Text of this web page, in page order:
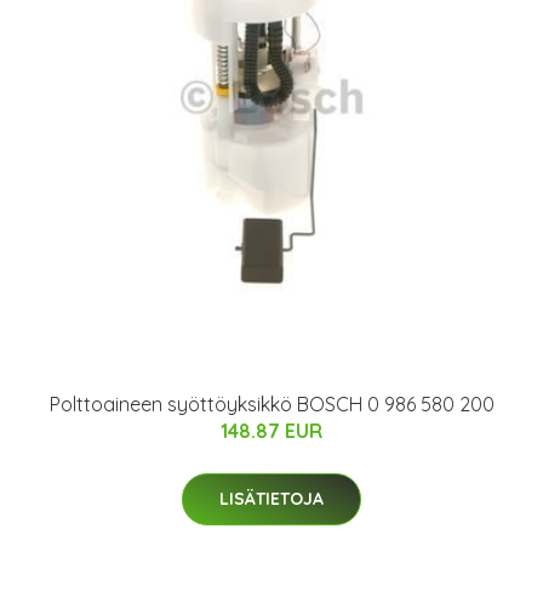
Polttoaineen syöttöyksikkö BOSCH 0 986 580 200
148.87 EUR
LISÄTIETOJA